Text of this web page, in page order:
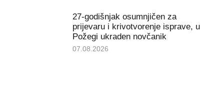
27-godišnjak osumnjičen za
prijevaru i krivotvorenje isprave, u
Požegi ukraden novčanik
07.08.2026